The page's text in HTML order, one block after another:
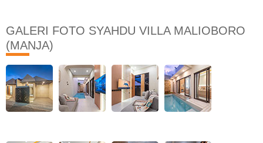
GALERI FOTO SYAHDU VILLA MALIOBORO
(MANJA)